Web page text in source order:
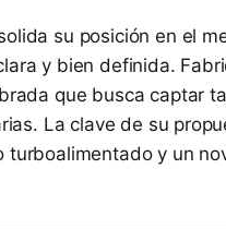
su posición en el
y bien definida.
que busca captar
La clave de su
turboalimentado y un